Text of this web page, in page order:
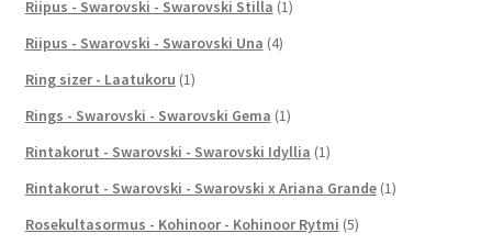
Riipus - Swarovski - Swarovski Stilla (1)
Riipus - Swarovski - Swarovski Una (4)
Ring sizer - Laatukoru (1)
Rings - Swarovski - Swarovski Gema (1)
Rintakorut - Swarovski - Swarovski Idyllia (1)
Rintakorut - Swarovski - Swarovski x Ariana Grande (1)
Rosekultasormus - Kohinoor - Kohinoor Rytmi (5)